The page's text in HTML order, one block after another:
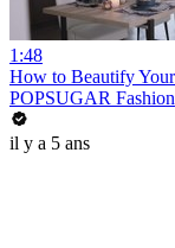
1:48
How to Beautify
POPSUGAR Fashion
il y a 5 ans